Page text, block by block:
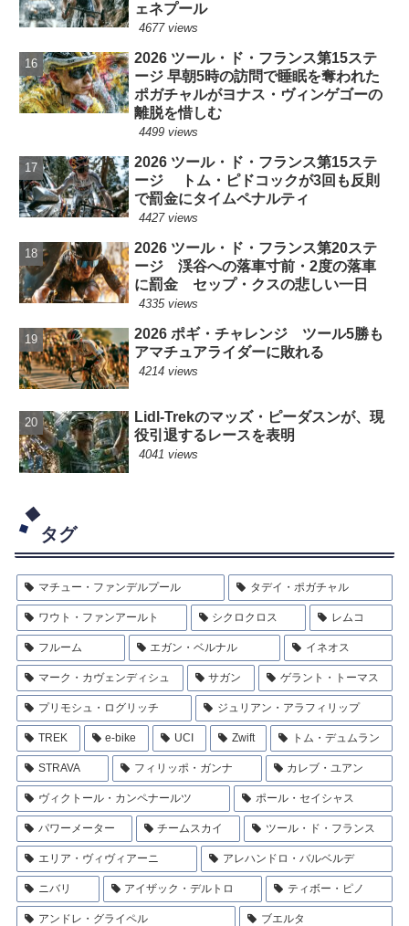
ェネプール
4677 views
2026 ツール・ド・フランス第15ステ
ージ 早朝5時の訪問で睡眠を奪われた
ポガチャルがヨナス・ヴィンゲゴーの
離脱を惜しむ
4499 views
2026 ツール・ド・フランス第15ステ
ージ トム・ピドコックが3回も反則
で罰金にタイムペナルティ
4427 views
2026 ツール・ド・フランス第20ステ
ージ 渓谷への落車寸前・2度の落車
に罰金 セップ・クスの悲しい一日
4335 views
2026 ポギ・チャレンジ ツール5勝も
アマチュアライダーに敗れる
4214 views
Lidl-Trekのマッズ・ピーダスンが、現
役引退するレースを表明
4041 views
タグ
マチュー・ファンデルプール タデイ・ポガチャル
ワウト・ファンアールト シクロクロス レムコ
フルーム エガン・ベルナル イネオス
マーク・カヴェンディシュ サガン ゲラント・トーマス
プリモシュ・ログリッチ ジュリアン・アラフィリップ
TREK e-bike UCI Zwift トム・デュムラン
STRAVA フィリッポ・ガンナ カレブ・ユアン
ヴィクトール・カンペナールツ ポール・セイシャス
パワーメーター チームスカイ ツール・ド・フランス
エリア・ヴィヴィアーニ アレハンドロ・バルベルデ
ニバリ アイザック・デルトロ ティボー・ピノ
アンドレ・グライペル ブエルタ